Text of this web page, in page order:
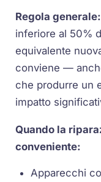
Regola generale:
inferiore al 50%
equivalente
conviene —
che produrre un
impatto
Quando la
conveniente:
Apparecchi